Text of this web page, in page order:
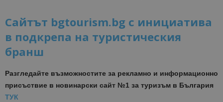
Сайтът bgtourism.bg с инициатива
в подкрепа на туристическия
бранш
Разгледайте възможностите за рекламно и информационно
присъствие в новинарски сайт №1 за туризъм в България
ТУК